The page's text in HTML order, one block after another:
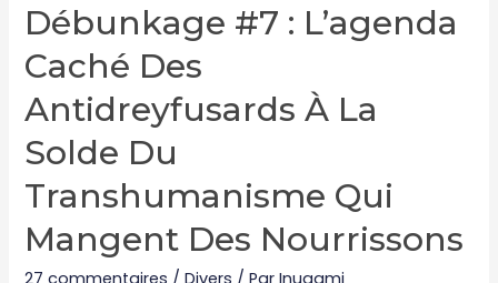
Débunkage #7 : L’agenda
Caché Des
Antidreyfusards À La
Solde Du
Transhumanisme Qui
Mangent Des Nourrissons
27 commentaires /Divers / ParInugami